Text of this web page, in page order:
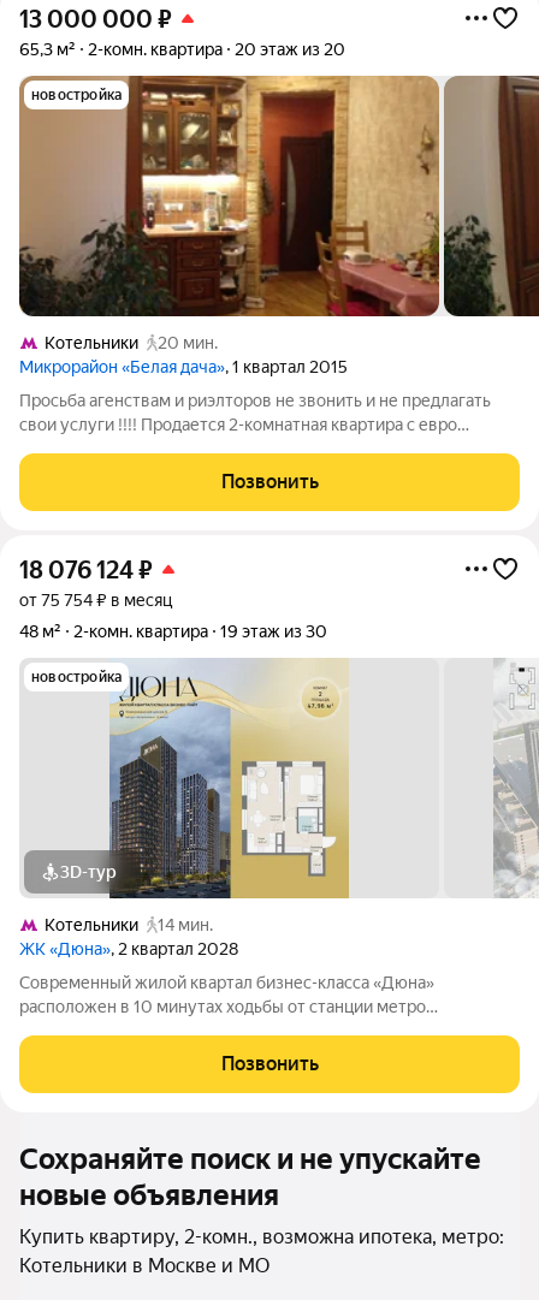
13 000 000 ₽
65,3 м² 2-комн. квартира 20 этаж из 20
новостройка
Котельники
20 мин.
Микрорайон «Белая дача», 1 квартал 2015
Просьба агенствам и риэлторов не звонить и не предлагать
свои услуги !!!! Продается 2-комнатная квартира с евро
двумя спальными комнатами, кухней - гостиной, гардеробной.
Развитая
Позвонить
18 076 124₽
от 75 754 ₽ в месяц
48 м²
2-комн. квартира 19 этаж из 30
новостройка
3D-тур
Котельники
14 мин.
ЖК «Дюна», 2 квартал 2028
Современный жилой квартал бизнес-класса «Дюна»
расположен в 10 минутах ходьбы от станции метро
Дзержинского шоссе. Квартал находится в районе с развитой
инфраструктурой: в непосредственной
Позвонить
Сохраняйте поиск и не упускайте
новые объявления
Купить квартиру, 2-комн., возможна ипотека, метро:
Котельники в Москве и МО